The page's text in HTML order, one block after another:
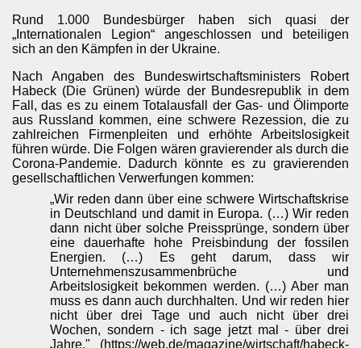
Rund 1.000 Bundesbürger haben sich quasi der
„Internationalen Legion“ angeschlossen und beteiligen
sich an den Kämpfen in der Ukraine.
Nach Angaben des Bundeswirtschaftsministers Robert
Habeck (Die Grünen) würde der Bundesrepublik in dem
Fall, das es zu einem Totalausfall der Gas- und Ölimporte
aus Russland kommen, eine schwere Rezession, die zu
zahlreichen Firmenpleiten und erhöhte Arbeitslosigkeit
führen würde. Die Folgen wären gravierender als durch die
Corona-Pandemie. Dadurch könnte es zu gravierenden
gesellschaftlichen Verwerfungen kommen:
„Wir reden dann über eine schwere Wirtschaftskrise
in Deutschland und damit in Europa. (…) Wir reden
dann nicht über solche Preissprünge, sondern über
eine dauerhafte hohe Preisbindung der fossilen
Energien. (…) Es geht darum, dass wir
Unternehmenszusammenbrüche und
Arbeitslosigkeit bekommen werden. (…) Aber man
muss es dann auch durchhalten. Und wir reden hier
nicht über drei Tage und auch nicht über drei
Wochen, sondern - ich sage jetzt mal - über drei
Jahre." (https://web.de/magazine/wirtschaft/habeck-